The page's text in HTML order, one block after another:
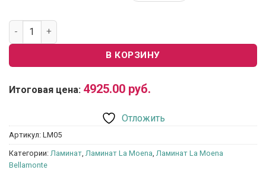
Количество товара Ламинат La Moena Bellamonte LM05
В КОРЗИНУ
Итоговая цена: 4925.00 руб.
Отложить
Артикул: LM05
Категории: Ламинат Ламинат La Moena Ламинат La Moena
Bellamonte